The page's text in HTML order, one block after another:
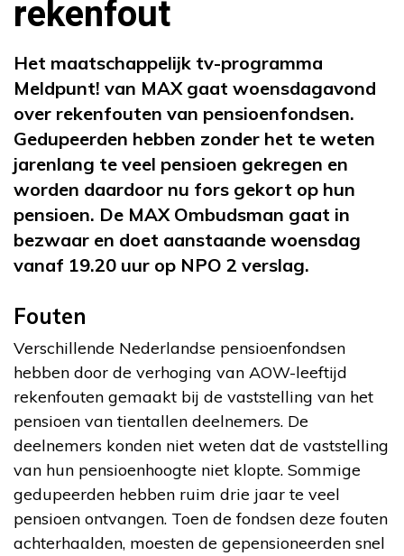
rekenfout
Het maatschappelijk tv-programma
Meldpunt! van MAX gaat woensdagavond
over rekenfouten van pensioenfondsen.
Gedupeerden hebben zonder het te weten
jarenlang te veel pensioen gekregen en
worden daardoor nu fors gekort op hun
pensioen. De MAX Ombudsman gaat in
bezwaar en doet aanstaande woensdag
vanaf 19.20 uur op NPO 2 verslag.
Fouten
Verschillende Nederlandse pensioenfondsen
hebben door de verhoging van AOW-leeftijd
rekenfouten gemaakt bij de vaststelling van het
pensioen van tientallen deelnemers. De
deelnemers konden niet weten dat de vaststelling
van hun pensioenhoogte niet klopte. Sommige
gedupeerden hebben ruim drie jaar te veel
pensioen ontvangen. Toen de fondsen deze fouten
achterhaalden, moesten de gepensioneerden snel